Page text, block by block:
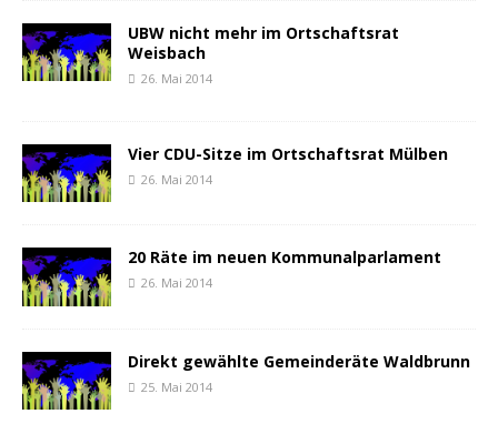
UBW nicht mehr im Ortschaftsrat
Weisbach
26. Mai 2014
Vier CDU-Sitze im Ortschaftsrat Mülben
26. Mai 2014
20 Räte im neuen Kommunalparlament
26. Mai 2014
Direkt gewählte Gemeinderäte Waldbrunn
25. Mai 2014